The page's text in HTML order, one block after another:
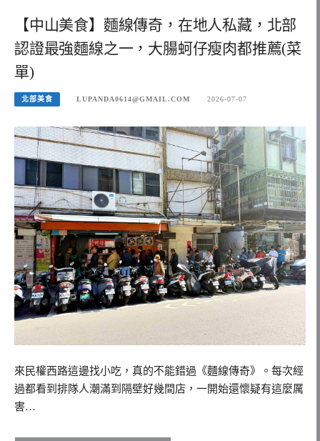
【中山美食】麵線傳奇，在地人私藏，北部
認證最強麵線之一，大腸蚵仔瘦肉都推薦(菜
單)
北部美食 LUPANDA0614@GMAIL.COM 2026-07-07
來民權西路這邊找小吃，真的不能錯過《麵線傳奇》。每次經
過都看到排隊人潮滿到隔壁好幾間店，一開始還懷疑有這麼厲
害…